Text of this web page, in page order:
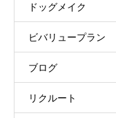
ドッグメイク
ビバリュープラン
ブログ
リクルート